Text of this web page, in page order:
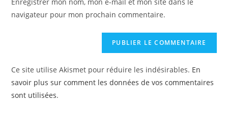
(optional)
Enregistrer mon nom, mon e-mail et mon site dans le
navigateur pour mon prochain commentaire.
Ce site utilise Akismet pour réduire les indésirables. En
savoir plus sur comment les données de vos commentaires
sont utilisées.